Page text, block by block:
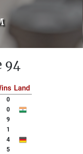
94
Land
0
0
9
1
4
5